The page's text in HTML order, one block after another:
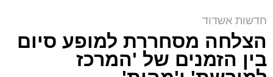
תגים:משטרה
פעילות מהירה וממוקדת של שוטרי תחנת אשדוד
הובילה הלילה למעצרם של חמישה חשודים
חדשות אשדוד
הצלחה מסחררת למופע סיום
בין הזמנים של 'המרכז